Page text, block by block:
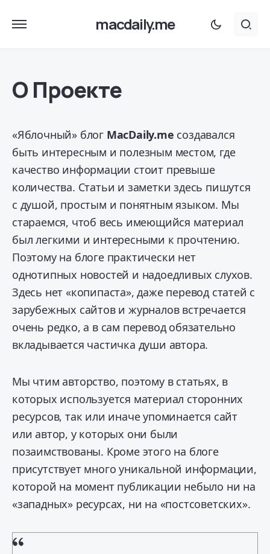
macdaily.me
О Проекте
«Яблочный» блог MacDaily.me создавался
быть интересным и полезным местом, где
качество информации стоит превыше
количества. Статьи и заметки здесь пишутся
с душой, простым и понятным языком. Мы
стараемся, чтоб весь имеющийся материал
был легкими и интересными к прочтению.
Поэтому на блоге практически нет
однотипных новостей и надоедливых слухов.
Здесь нет «копипаста», даже перевод статей с
зарубежных сайтов и журналов встречается
очень редко, а в сам перевод обязательно
вкладывается частичка души автора.
Мы чтим авторство, поэтому в статьях, в
которых используется материал сторонних
ресурсов, так или иначе упоминается сайт
или автор, у которых они были
позаимствованы. Кроме этого на блоге
присутствует много уникальной информации,
которой на момент публикации небыло ни на
«западных» ресурсах, ни на «постсоветских».